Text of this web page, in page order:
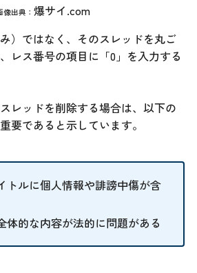
像出典： 爆サイ.com
）ではなく、そのスレッドを丸ご
レス番号の項目に「0」を入力する
レッドを削除する場合は、以下の
要であると示しています。
トルに個人情報や誹謗中傷が含
体的な内容が法的に問題がある